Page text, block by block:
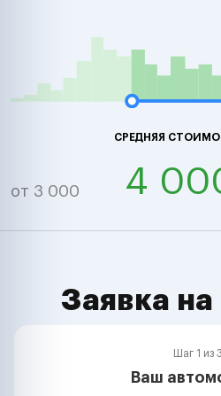
СРЕДНЯЯ
от 3 000 4
Заявка
Шаг 1 из 3
Ваш